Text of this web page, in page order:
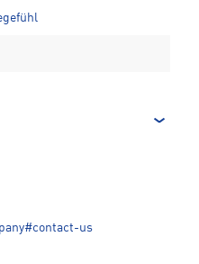
us